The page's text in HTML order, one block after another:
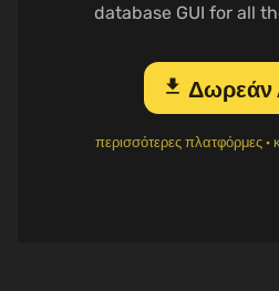
database GUI for all
download Δωρεάν
περισσότερες πλατφόρμες·